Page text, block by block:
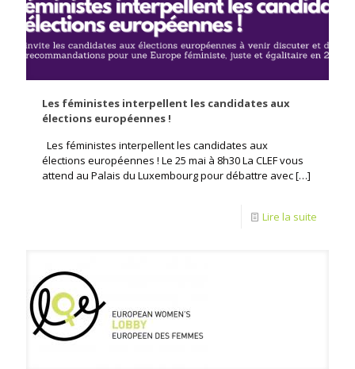
Les féministes interpellent les candidates aux
élections européennes !
Les féministes interpellent les candidates aux
élections européennes ! Le 25 mai à 8h30 La CLEF vous
attend au Palais du Luxembourg pour débattre avec[…]
Lire la suite